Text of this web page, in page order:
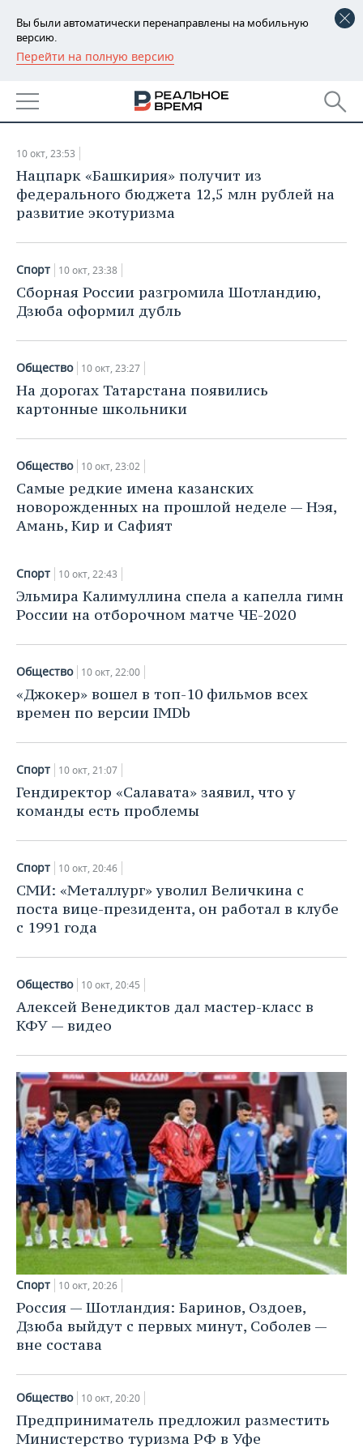
Вы были автоматически перенаправлены на мобильную
версию.
Перейти на полную версию
РЕГИОНЫ
БАШКОРТОСТАН
УДМУРТИЯ
НОВОСТИ
НОВОСТИ АНАЛИТИКИ
ДЕКЛАРАЦИИ О ДОХОДАХ
КОРОЛИ ГОСЗАКАЗА ПФО
ВУЗЫ ТАТАРСТАНА
КОМУ ПРИНАДЛЕЖАТ
ТАТАРСТАНА
ЭКОНОМИКА
НОВОСТИ ЭКОНОМИКИ
ФИНАНСЫ
БАНКИ
БЮДЖЕТ
ПРОМЫШЛЕННОСТЬ
НОВОСТИ
АГРОПРОМ
НЕФТЕХИМИЯ
НЕФТЬ
ОПК
ЭНЕРГЕТИКА
НЕДВИЖИМОСТЬ
НОВОСТИ НЕДВИЖИМОСТИ
НОВОСТИ АВТО
БИЗНЕС
РОЗНИЧНАЯ ТОРГОВЛЯ
УСЛУГИ
НОВОСТИ ТЕХНОЛОГИЙ
МЕДИА
ТЕЛЕКОММУНИКАЦИИ
МЕРОПРИЯТИЯ
ВЫЕЗДНАЯ РЕДАКЦИЯ
БИЗНЕС-БРАНЧИ
ОТКРЫТАЯ ЛЕКЦИЯ
НОВОСТИ СПОРТА
ФУТБОЛ
БАСКЕТБОЛ
ВОЛЕЙБОЛ
ФИГУРНОЕ КАТАНИЕ
ХОККЕЙ С МЯЧОМ
ОБЩЕСТВО
НОВОСТИ ОБЩЕСТВА
ИНФРАСТРУКТУРА
ИСТОРИЯ
МЕДИЦИНА
ПРОИСШЕСТВИЯ
ФОТОГАЛЕРЕЯ
СПРАВОЧНИК
СПИСОК ПЕРСОН
ПОЛНАЯ ВЕРСИЯ
10.10.2019
10 окт, 23:53
Нацпарк «Башкирия» получит из
федерального бюджета 12,5 млн рублей на
развитие экотуризма
Спорт 10 окт, 23:38
Сборная России разгромила Шотландию,
Дзюба оформил дубль
Общество 10 окт, 23:27
На дорогах Татарстана появились
картонные школьники
Общество 10 окт, 23:02
Самые редкие имена казанских
новорожденных на прошлой неделе — Нэя,
Амань, Кир и Сафият
Спорт 10 окт, 22:43
Эльмира Калимуллина спела а капелла гимн
России на отборочном матче ЧЕ-2020
Общество 10 окт, 22:00
«Джокер» вошел в топ-10 фильмов всех
времен по версии IMDb
Спорт 10 окт, 21:07
Гендиректор «Салавата» заявил, что у
команды есть проблемы
Спорт 10 окт, 20:46
СМИ: «Металлург» уволил Величкина с
поста вице-президента, он работал в клубе
с 1991 года
Общество 10 окт, 20:45
Алексей Венедиктов дал мастер-класс в
КФУ — видео
Спорт 10 окт, 20:26
Россия — Шотландия: Баринов, Оздоев,
Дзюба выйдут с первых минут, Соболев —
вне состава
Общество 10 окт, 20:20
Предприниматель предложил разместить
Министерство туризма РФ в Уфе